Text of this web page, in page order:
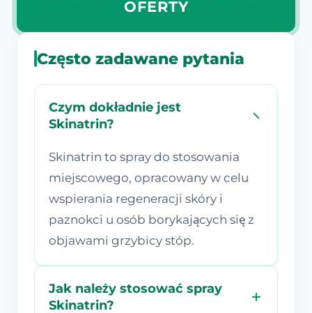
OFERTY
Często zadawane pytania
Czym dokładnie jest
Skinatrin?
Skinatrin to spray do stosowania
miejscowego, opracowany w celu
wspierania regeneracji skóry i
paznokci u osób borykających się z
objawami grzybicy stóp.
Jak należy stosować spray
Skinatrin?